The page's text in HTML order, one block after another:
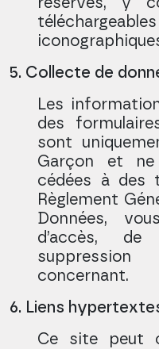
5. Collecte de
Les
des
sont
Garçon et
cédées à des
Règlement
Données,
d’accès,
concernant.
6. Liens
Ce site peut